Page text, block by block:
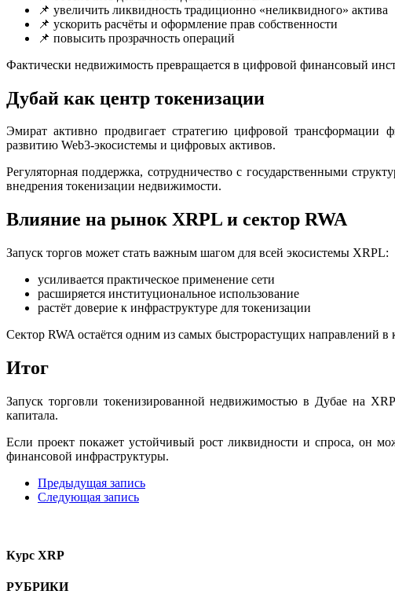
📌 увеличить ликвидность традиционно «неликвидного» актива
📌 ускорить расчёты и оформление прав собственности
📌 повысить прозрачность операций
Фактически недвижимость превращается в цифровой финансовый
Дубай как центр токенизации
Эмират активно продвигает стратегию цифровой трансформации
развитию Web3-экосистемы и цифровых активов.
Регуляторная поддержка, сотрудничество с государственными
внедрения токенизации недвижимости.
Влияние на рынок XRPL и сектор RWA
Запуск торгов может стать важным шагом для всей экосистемы XRPL:
усиливается практическое применение сети
расширяется институциональное использование
растёт доверие к инфраструктуре для токенизации
Сектор RWA остаётся одним из самых быстрорастущих
Итог
Запуск торговли токенизированной недвижимостью в Дубае на
капитала.
Если проект покажет устойчивый рост ликвидности и спроса, он
финансовой инфраструктуры.
Предыдущая запись
Следующая запись
Курс XRP
РУБРИКИ